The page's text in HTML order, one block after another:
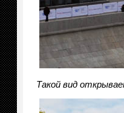
Такой вид